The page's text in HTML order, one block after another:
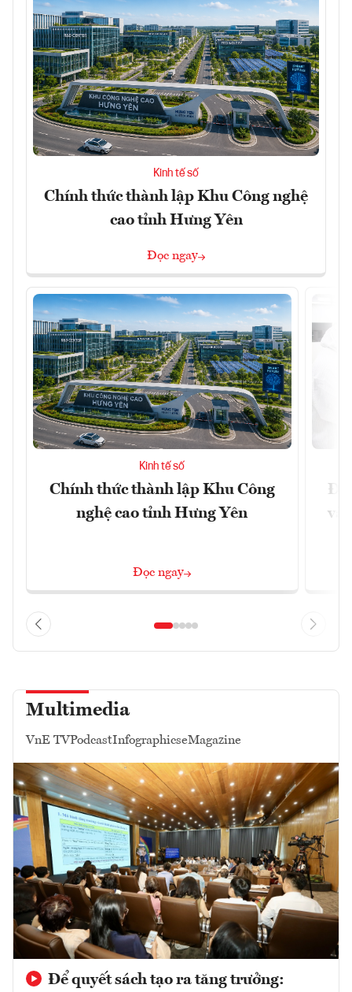
Kinh tế số
Chính thức thành lập Khu Công nghệ
cao tỉnh Hưng Yên
Đọc ngay
Kinh tế số
Chính thức thành lập Khu Công
nghệ cao tỉnh Hưng Yên
Đọc ngay
Multimedia
VnE TVPodcastInfographicseMagazine
Để quyết sách tạo ra tăng trưởng: